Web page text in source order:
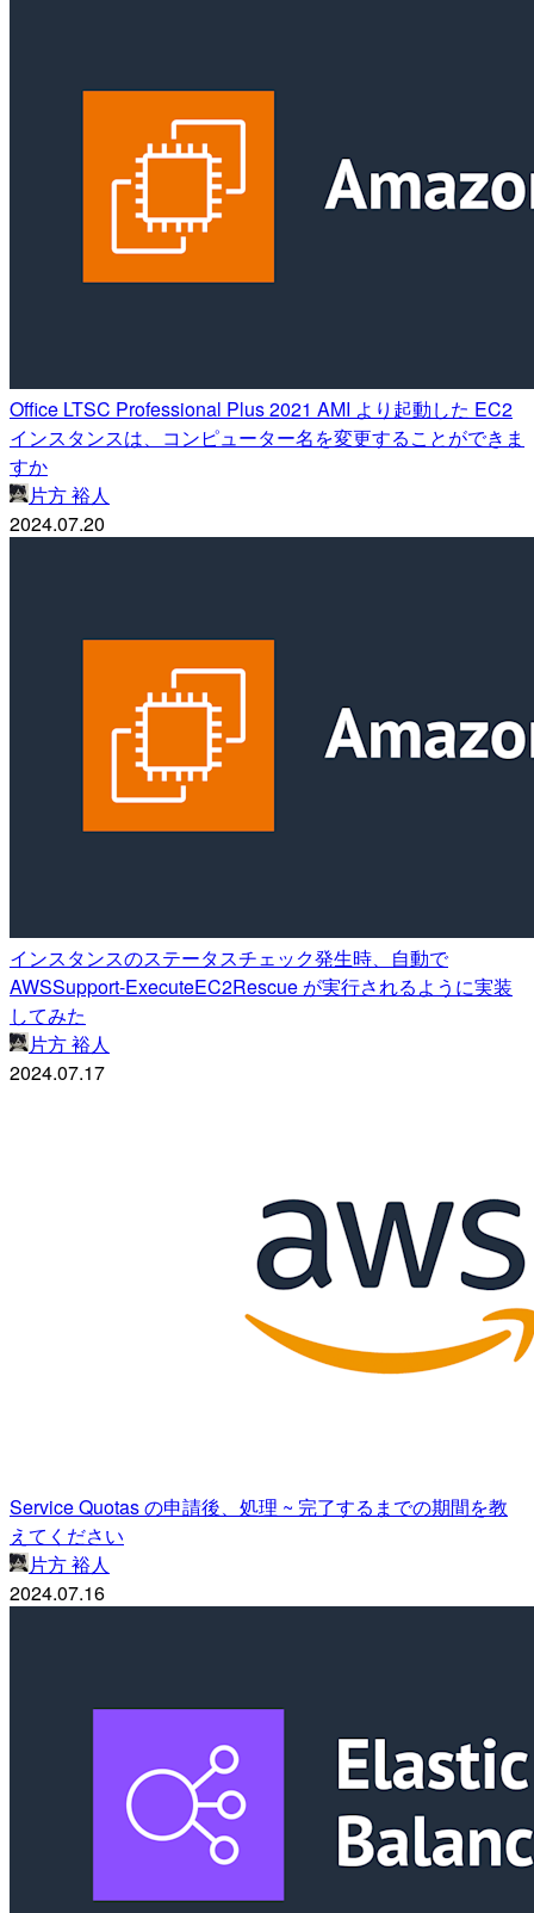
Office LTSC Professional Plus 2021 AMI より起動した EC2
インスタンスは、コンピューター名を変更することができま
すか
片方 裕人
2024.07.20
インスタンスのステータスチェック発生時、自動で
AWSSupport-ExecuteEC2Rescue が実行されるように実装
してみた
片方 裕人
2024.07.17
Service Quotas の申請後、処理 ~ 完了するまでの期間を教
えてください
片方 裕人
2024.07.16